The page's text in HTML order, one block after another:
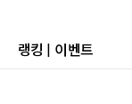
랭킹 | 이벤트